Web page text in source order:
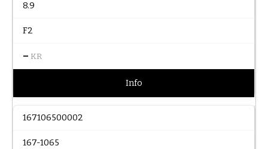
8.9
F2
– KR
Info
167106500002
167-1065